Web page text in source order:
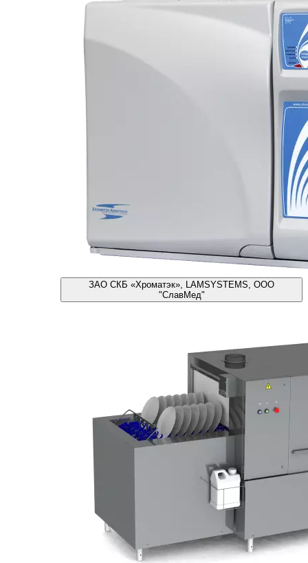
ЗАО СКБ «Хроматэк», LAMSYSTEMS, ООО
"СлавМед"